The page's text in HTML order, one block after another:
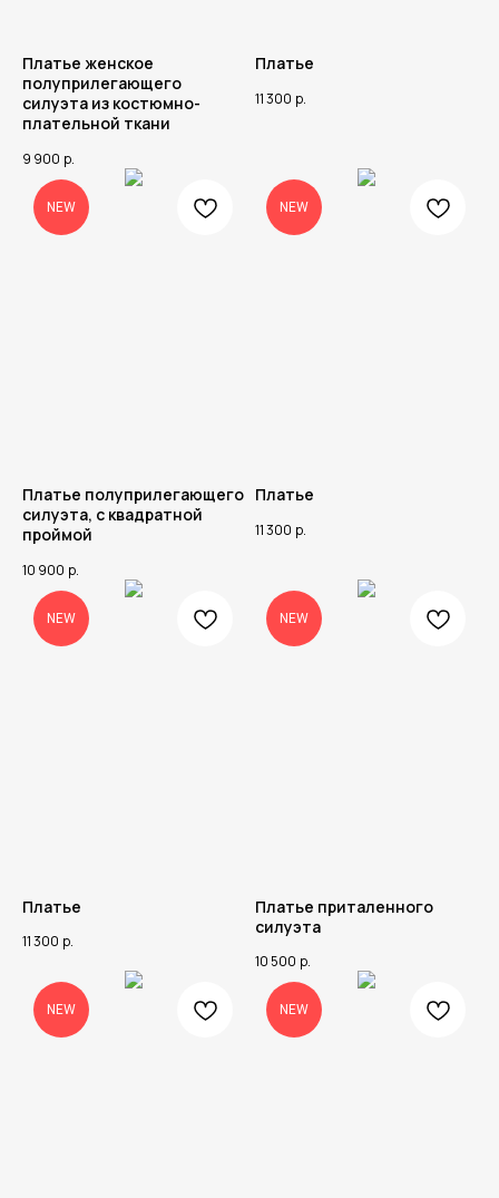
Платье женское
полуприлегающего
силуэта из костюмно-
плательной ткани
9 900 р.
Платье
11 300 р.
NEW
Платье полуприлегающего
силуэта, с квадратной
проймой
10 900 р.
NEW
Платье
11 300 р.
NEW
Платье
11 300 р.
NEW
Платье приталенного
силуэта
10 500 р.
NEW NEW